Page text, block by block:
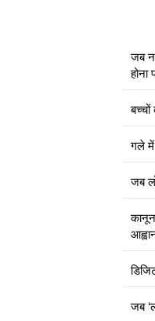
जब
होना
गले में
जब
जब